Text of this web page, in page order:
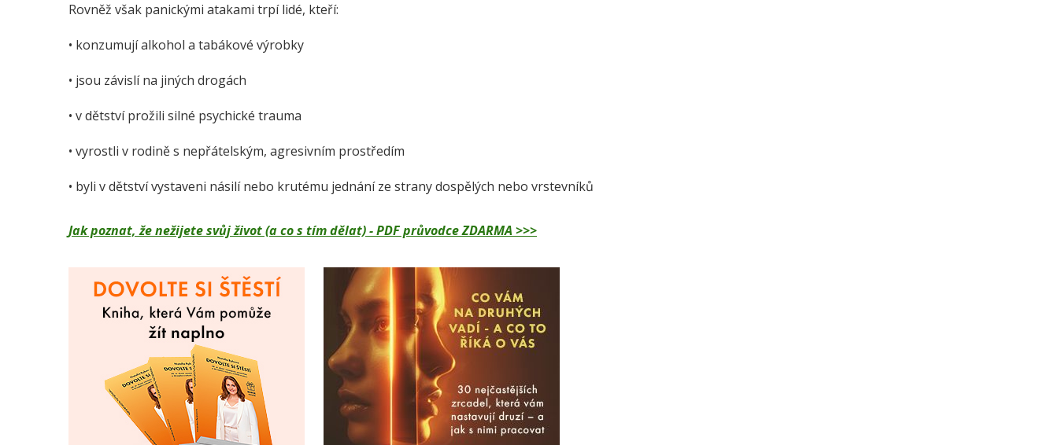
Rovněž však panickými atakami trpí lidé, kteří:
• konzumují alkohol a tabákové výrobky
• jsou závislí na jiných drogách
• v dětství prožili silné psychické trauma
• vyrostli v rodině s nepřátelským, agresivním prostředím
• byli v dětství vystaveni násilí nebo krutému jednání ze strany dospělých nebo vrstevníků
Jak poznat, že nežijete svůj život (a co s tím dělat) - PDF průvodce ZDARMA >>>